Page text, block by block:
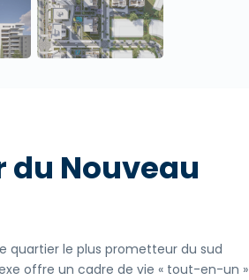
Nouveau
quartier le plus prometteur du sud
offre un cadre de vie « tout-en-un »